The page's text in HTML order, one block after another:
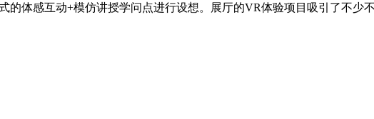
的体感互动+模仿讲授学问点进行设想。展厅的VR体验项目吸引了不少